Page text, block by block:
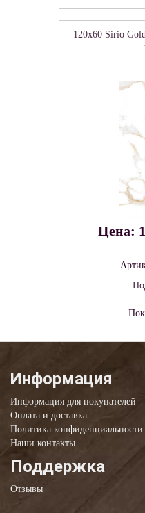
120x60 Sirio
Цена:
Информация
Информация для покупателей
Оплата и доставка
Политика конфиденциальности
Наши контакты
Поддержка
Отзывы